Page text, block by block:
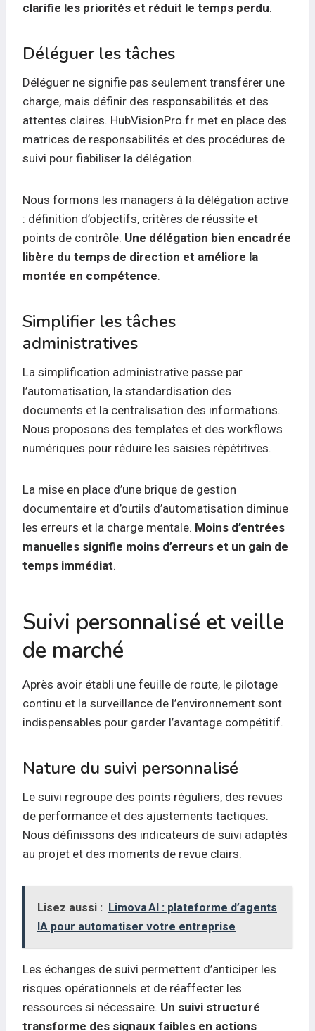
clarifie les priorités et réduit le temps perdu.
Déléguer les tâches
Déléguer ne signifie pas seulement transférer une
charge, mais définir des responsabilités et des
attentes claires. HubVisionPro.fr met en place des
matrices de responsabilités et des procédures de
suivi pour fiabiliser la délégation.
Nous formons les managers à la délégation active
: définition d’objectifs, critères de réussite et
points de contrôle. Une délégation bien encadrée
libère du temps de direction et améliore la
montée en compétence.
Simplifier les tâches
administratives
La simplification administrative passe par
l’automatisation, la standardisation des
documents et la centralisation des informations.
Nous proposons des templates et des workflows
numériques pour réduire les saisies répétitives.
La mise en place d’une brique de gestion
documentaire et d’outils d’automatisation diminue
les erreurs et la charge mentale. Moins d’entrées
manuelles signifie moins d’erreurs et un gain de
temps immédiat.
Suivi personnalisé et veille
de marché
Après avoir établi une feuille de route, le pilotage
continu et la surveillance de l’environnement sont
indispensables pour garder l’avantage compétitif.
Nature du suivi personnalisé
Le suivi regroupe des points réguliers, des revues
de performance et des ajustements tactiques.
Nous définissons des indicateurs de suivi adaptés
au projet et des moments de revue clairs.
Lisez aussi : Limova AI : plateforme d’agents
IA pour automatiser votre entreprise
Les échanges de suivi permettent d’anticiper les
risques opérationnels et de réaffecter les
ressources si nécessaire. Un suivi structuré
transforme des signaux faibles en actions